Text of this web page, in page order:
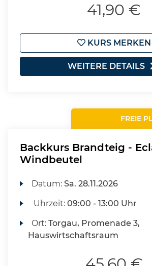
41,90 €
KURS MERKEN
WEITERE DETAILS
FREIE
Backkurs Brandteig -
Windbeutel
Datum:Sa. 28.11.2026
Uhrzeit:09:00 - 13:00 Uhr
Ort:Torgau, Promenade 3,
Hauswirtschaftsraum